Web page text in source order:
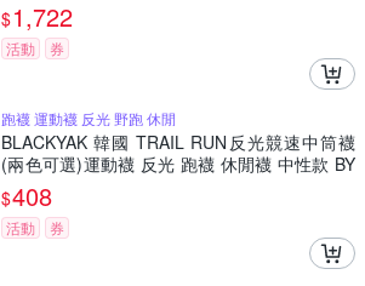
中性款)
$1,722
活動 券
跑襪 運動襪 反光 野跑 休閒
BLACKYAK 韓國 TRAIL RUN反光競速中筒襪
(兩色可選)運動襪 反光 跑襪 休閒襪 中性款 BY
EB2NAB02
$408
活動 券